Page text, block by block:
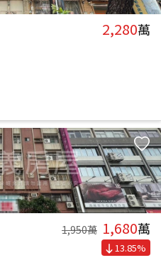
2,280萬
1,950萬 1,680萬
13.85%